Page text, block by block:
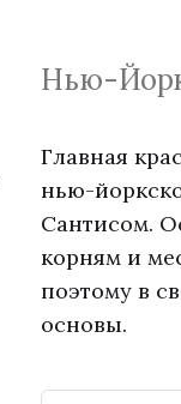
Нью-Йорк
Главная
нью-
Сантисом.
корням и
поэтому в
основы.